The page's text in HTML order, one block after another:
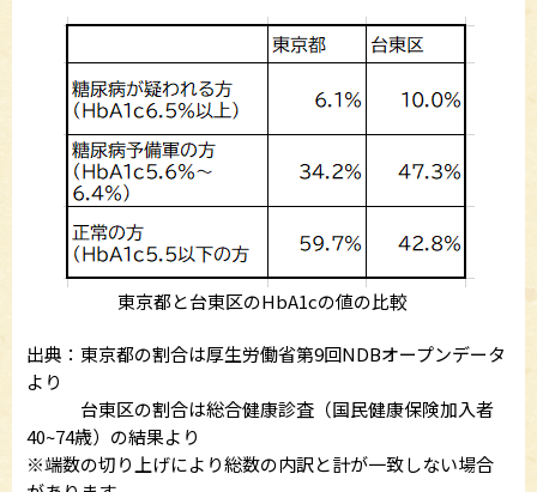
東京都と台東区のHbA1cの値の比較
出典：東京都の割合は厚生労働省第9回NDBオープンデータ
より
台東区の割合は総合健康診査（国民健康保険加入者
40~74歳）の結果より
※端数の切り上げにより総数の内訳と計が一致しない場合